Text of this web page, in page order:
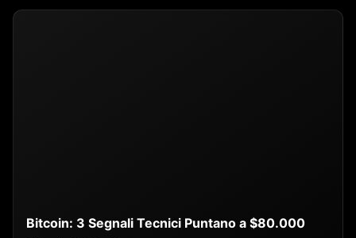
Bitcoin: 3 Segnali Tecnici Puntano a $80.000